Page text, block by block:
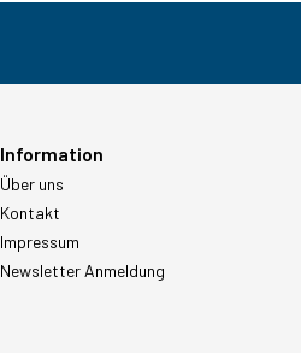
Information
Über uns
Kontakt
Impressum
Newsletter Anmeldung